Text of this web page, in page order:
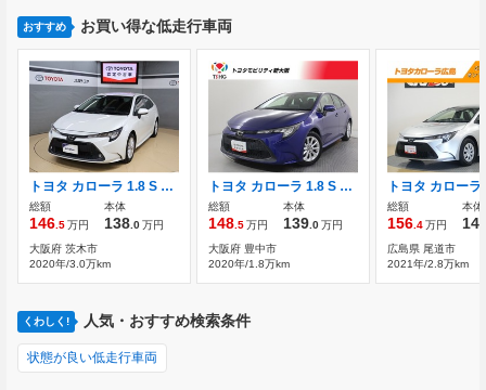
おすすめ お買い得な低走行車両
トヨタ カローラ 1.8 S TSS PKSB 車線逸脱装置
総額
146.5万円
本体
138.0万円
大阪府 茨木市
2020年/3.0万km
トヨタ カローラ 1.8 S トヨタ認定中古車 スマートキー
総額
148.5万円
本体
139.0万円
大阪府 豊中市
2020年/1.8万km
総額
156.4万円
本体
広島県 尾道市
2021年/2.8万km
くわしく! 人気・おすすめ検索条件
状態が良い低走行車両